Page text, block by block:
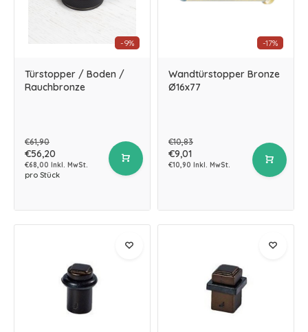
-9%
Türstopper / Boden /
Rauchbronze
€61,90
€56,20
€68,00 Inkl. MwSt.
pro Stück
-17%
Wandtürstopper Bronze
Ø16x77
€10,83
€9,01
€10,90 Inkl. MwSt.